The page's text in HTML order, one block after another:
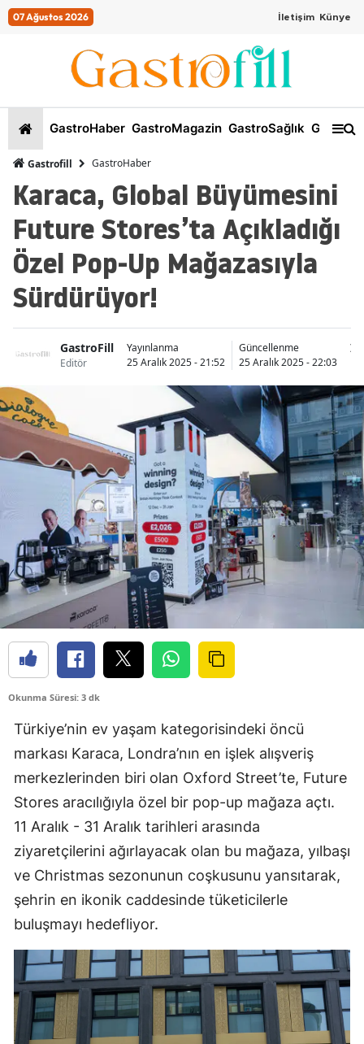
07 Ağustos 2026 İletişim Künye
GastroHaber GastroMagazin GastroSağlık
Gastrofill GastroHaber
Karaca, Global Büyümesini
Future Stores’ta Açıkladığı
Özel Pop-Up Mağazasıyla
Sürdürüyor!
GastroFill
Editör
Yayınlanma
25 Aralık 2025 - 21:52
Güncellenme
25 Aralık 2025 - 22:03
Okunma Süresi: 3 dk
Türkiye’nin ev yaşam kategorisindeki öncü
markası Karaca, Londra’nın en işlek alışveriş
merkezlerinden biri olan Oxford Street’te, Future
Stores aracılığıyla özel bir pop-up mağaza açtı.
11 Aralık - 31 Aralık tarihleri arasında
ziyaretçilerini ağırlayacak olan bu mağaza, yılbaşı
ve Christmas sezonunun coşkusunu yansıtarak,
şehrin en ikonik caddesinde tüketicilerle
buluşmayı hedefliyor.